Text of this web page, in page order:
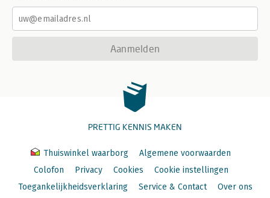
Aanmelden
PRETTIG KENNIS MAKEN
Thuiswinkel waarborg
Algemene voorwaarden
Colofon
Privacy Cookies
Cookie instellingen
Toegankelijkheidsverklaring
Service & Contact Over ons